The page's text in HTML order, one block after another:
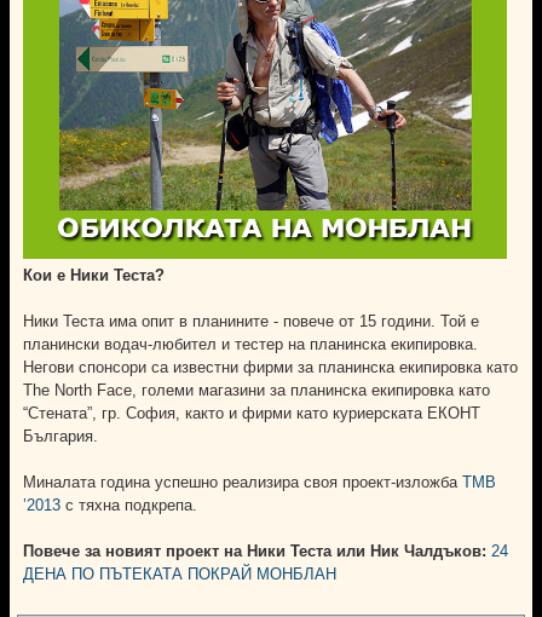
Кои е Ники Теста?
Ники Теста има опит в планините - повече от 15 години. Той е
планински водач-любител и тестер на планинска екипировка.
Негови спонсори са известни фирми за планинска екипировка като
The North Face, големи магазини за планинска екипировка като
“Стената”, гр. София, както и фирми като куриерската ЕКОНТ
България.
Миналата година успешно реализира своя проект-изложба ТМB
’2013 с тяхна подкрепа.
Повече за новият проект на Ники Теста или Ник Чалдъков: 24
ДЕНА ПО ПЪТЕКАТА ПОКРАЙ МОНБЛАН